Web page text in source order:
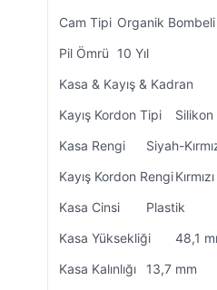
Cam Tipi Organik Bombeli
Pil Ömrü
10 Yıl
Kasa & Kayış & Kadran
Kayış Kordon Tipi
Silikon
Kasa Rengi
Siyah-
Kayış Kordon RengiKırmızı
Kasa Cinsi
Plastik
Kasa Yüksekliği
48,1
Kasa Kalınlığı
13,7 mm